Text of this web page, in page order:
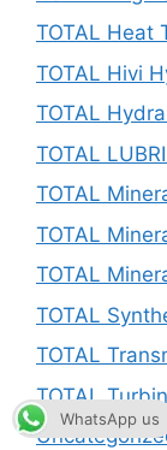
TOTAL Heat
TOTAL Hivi
TOTAL
TOTAL
TOTAL
TOTAL
TOTAL
TOTAL
TOTAL
TOTAL
WhatsApp us